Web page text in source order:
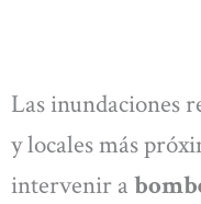
Las inundaciones
y locales más
intervenir a